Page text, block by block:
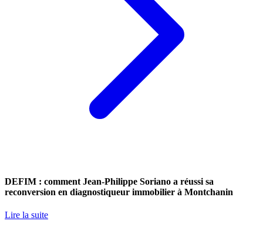
DEFIM : comment Jean-Philippe Soriano a réussi sa
reconversion en diagnostiqueur immobilier à Montchanin
Lire la suite